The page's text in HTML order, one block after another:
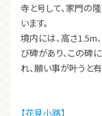
寺と号して、家門の
います。
境内には、高さ
び碑があり、この碑
れ、願い事が叶うと
【花見小路】